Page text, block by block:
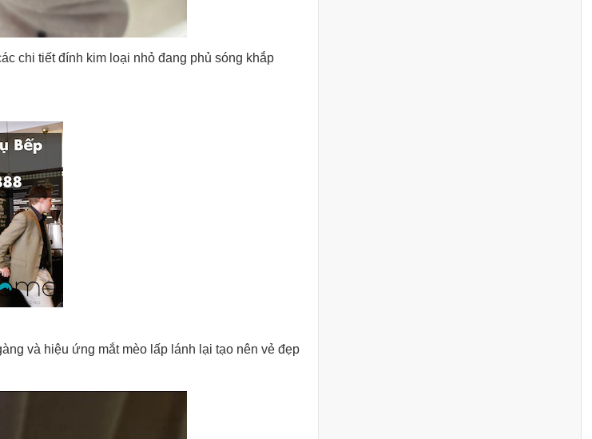
chi tiết đính kim loại nhỏ đang phủ sóng khắp
và hiệu ứng mắt mèo lấp lánh lại tạo nên vẻ đẹp